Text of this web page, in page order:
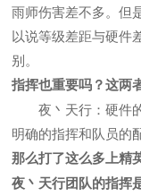
雨师伤害差不多。但
以说等级差距与硬件
别。
指挥也重要吗？这两
夜丶天行：硬件的
明确的指挥和队员的
那么打了这么多上精
夜丶天行团队的指挥